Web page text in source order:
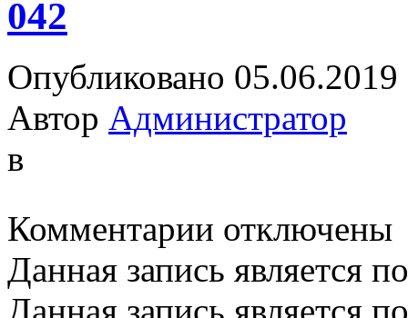
042
Опубликовано 05.06.2019
Автор Администратор
в
Комментарии записи
отключены
Данная запись является
Данная запись является